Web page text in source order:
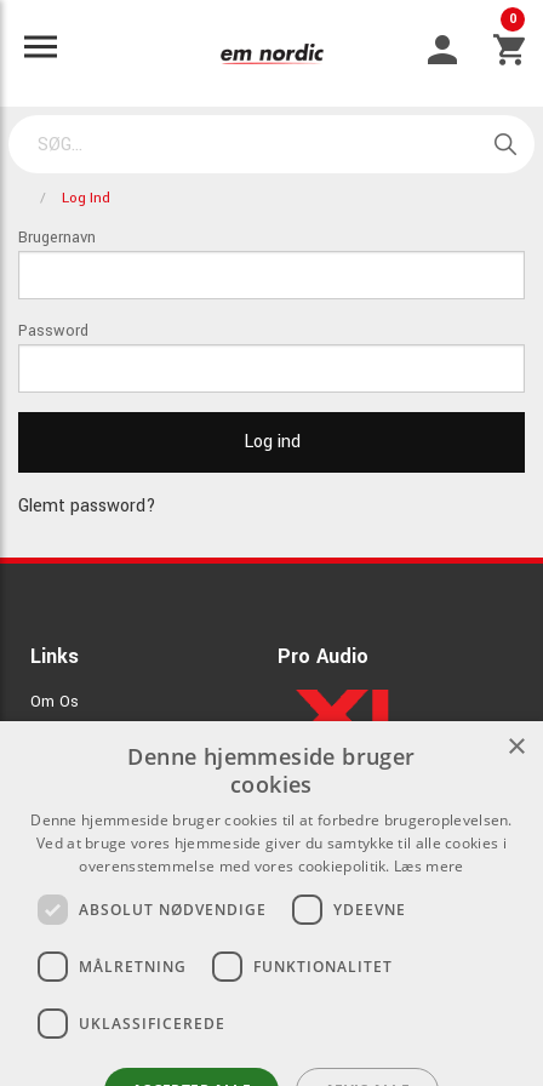
0
Log Ind
Brugernavn
Password
Glemt password?
Links
Om Os
GDPR & Cookies
Pro Audio
.
Kontakt
Som privatperson kan du ikke
købe på denne hjemmeside, alt
forhandlere.
info@emnordic.dk
Sociale medier
×
Denne hjemmeside bruger
cookies
Denne hjemmeside bruger cookies til at forbedre brugeroplevelsen.
Ved at bruge vores hjemmeside giver du samtykke til alle cookies i
overensstemmelse med vores cookiepolitik. Læs mere
ABSOLUT NØDVENDIGE YDEEVNE
MÅLRETNING FUNKTIONALITET
UKLASSIFICEREDE